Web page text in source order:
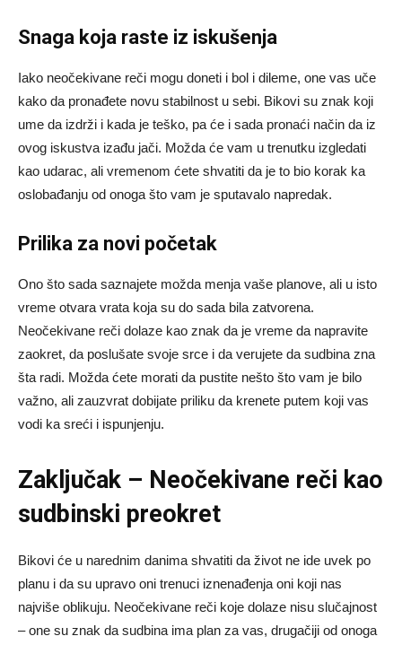
Snaga koja raste iz iskušenja
Iako neočekivane reči mogu doneti i bol i dileme, one vas uče
kako da pronađete novu stabilnost u sebi. Bikovi su znak koji
ume da izdrži i kada je teško, pa će i sada pronaći način da iz
ovog iskustva izađu jači. Možda će vam u trenutku izgledati
kao udarac, ali vremenom ćete shvatiti da je to bio korak ka
oslobađanju od onoga što vam je sputavalo napredak.
Prilika za novi početak
Ono što sada saznajete možda menja vaše planove, ali u isto
vreme otvara vrata koja su do sada bila zatvorena.
Neočekivane reči dolaze kao znak da je vreme da napravite
zaokret, da poslušate svoje srce i da verujete da sudbina zna
šta radi. Možda ćete morati da pustite nešto što vam je bilo
važno, ali zauzvrat dobijate priliku da krenete putem koji vas
vodi ka sreći i ispunjenju.
Zaključak – Neočekivane reči kao
sudbinski preokret
Bikovi će u narednim danima shvatiti da život ne ide uvek po
planu i da su upravo oni trenuci iznenađenja oni koji nas
najviše oblikuju. Neočekivane reči koje dolaze nisu slučajnost
– one su znak da sudbina ima plan za vas, drugačiji od onoga